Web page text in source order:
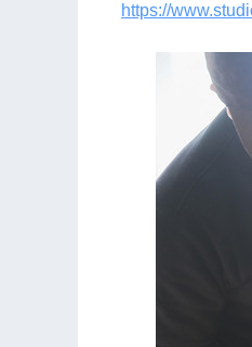
https://